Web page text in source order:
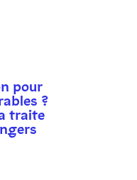
pour
?
traite